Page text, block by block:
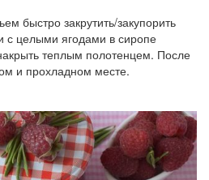
быстро закрутить/закупорить
с целыми ягодами в сиропе
теплым полотенцем. После
и прохладном месте.